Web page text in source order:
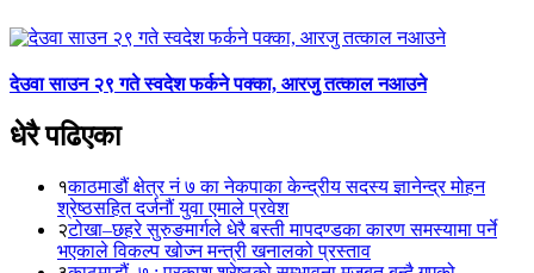
देउवा साउन २९ गते स्वदेश फर्कने पक्का, आरजु तत्काल नआउने
धेरै पढिएका
१काठमाडौं क्षेत्र नं ७ का नेकपाका केन्द्रीय सदस्य ज्ञानेन्द्र मोहन
श्रेष्ठसहित दर्जनौं युवा एमाले प्रवेश
२टोखा–छहरे सुरुङमार्गले धेरै बस्ती मापदण्डका कारण समस्यामा पर्ने
भएकाले विकल्प खोज्न मन्त्री खनालको प्रस्ताव